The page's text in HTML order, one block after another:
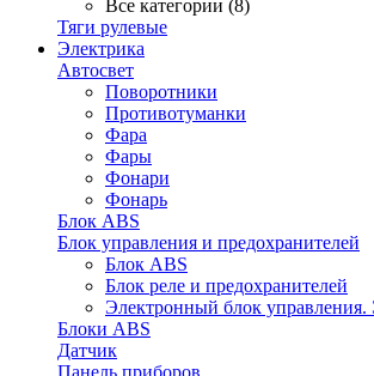
Все категории (8)
Тяги рулевые
Электрика
Автосвет
Поворотники
Противотуманки
Фара
Фары
Фонари
Фонарь
Блок ABS
Блок управления и предохранителей
Блок ABS
Блок реле и предохранителей
Электронный блок
Блоки ABS
Датчик
Панель приборов